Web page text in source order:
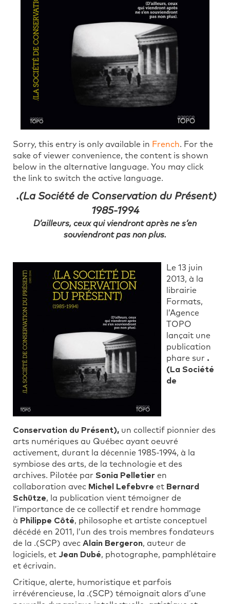
Sorry, this entry is only available in French. For the
sake of viewer convenience, the content is shown
below in the alternative language. You may click
the link to switch the active language.
.(La Société de Conservation du Présent)
1985-1994
D’ailleurs, ceux qui viendront après ne s’en
souviendront pas non plus.
Le 13 juin
2013, à la
librairie
Formats,
l’Agence
TOPO
lançait une
publication
phare sur .
(La Société
de
Conservation du Présent), un collectif pionnier des
arts numériques au Québec ayant oeuvré
activement, durant la décennie 1985-1994, à la
symbiose des arts, de la technologie et des
archives. Pilotée par Sonia Pelletier en
collaboration avec Michel Lefebvre et Bernard
Schütze, la publication vient témoigner de
l’importance de ce collectif et rendre hommage
à Philippe Côté, philosophe et artiste conceptuel
décédé en 2011, l’un des trois membres fondateurs
de la .(SCP) avec Alain Bergeron, auteur de
logiciels, et Jean Dubé, photographe, pamphlétaire
et écrivain.
Critique, alerte, humoristique et parfois
irrévérencieuse, la .(SCP) témoignait alors d’une